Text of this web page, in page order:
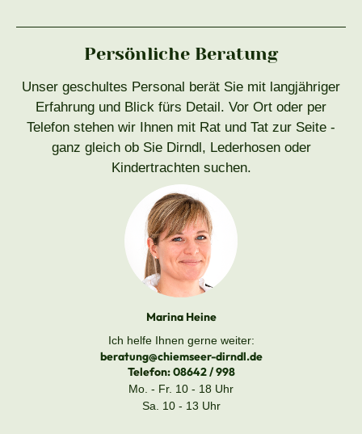
Persönliche Beratung
Unser geschultes Personal berät Sie mit langjähriger
Erfahrung und Blick fürs Detail. Vor Ort oder per
Telefon stehen wir Ihnen mit Rat und Tat zur Seite -
ganz gleich ob Sie Dirndl, Lederhosen oder
Kindertrachten suchen.
Marina Heine
Ich helfe Ihnen gerne weiter:
beratung@chiemseer-dirndl.de
Telefon:08642 / 998
Mo. - Fr. 10 - 18 Uhr
Sa. 10 - 13 Uhr